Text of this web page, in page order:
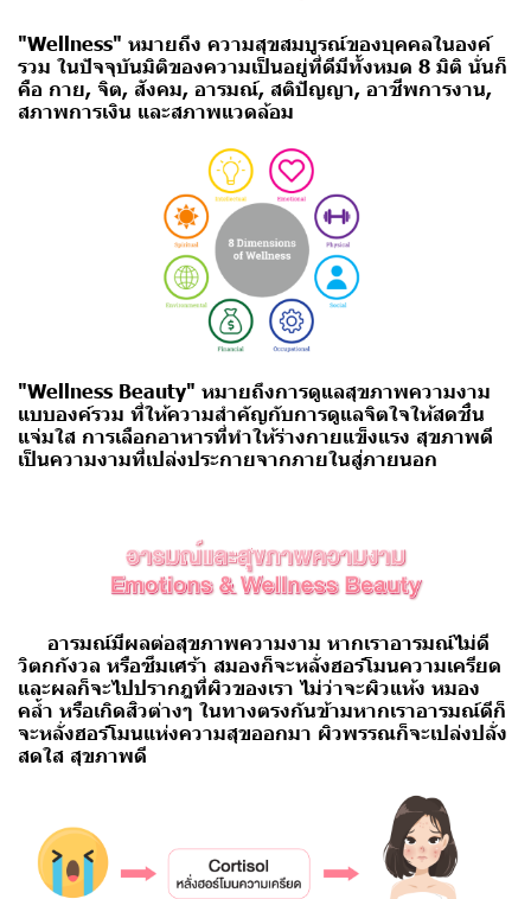
"Wellness" หมายถึง ความสุขสมบูรณ์ของบุคคลในองค์
รวม ในปัจจุบันมิติของความเป็นอยู่ที่ดีมีทั้งหมด 8 มิติ นั่นก็
คือ กาย, จิต, สังคม, อารมณ์, สติปัญญา, อาชีพการงาน,
สภาพการเงิน และสภาพแวดล้อม
"Wellness Beauty" หมายถึงการดูแลสุขภาพความงาม
แบบองค์รวม ที่ให้ความสำคัญกับการดูแลจิตใจให้สดชื่น
แจ่มใส การเลือกอาหารที่ทำให้ร่างกายแข็งแรง สุขภาพดี
เป็นความงามที่เปล่งประกายจากภายในสู่ภายนอก
อารมณ์มีผลต่อสุขภาพความงาม หากเราอารมณ์ไม่ดี
วิตกกังวล หรือซึมเศร้า สมองก็จะหลั่งฮอร์โมนความเครียด
และผลก็จะไปปรากฎที่ผิวของเรา ไม่ว่าจะผิวแห้ง หมอง
คล้ำ หรือเกิดสิวต่างๆ ในทางตรงกันข้ามหากเราอารมณ์ดีก็
จะหลั่งฮอร์โมนแห่งความสุขออกมา ผิวพรรณก็จะเปล่งปลั่ง
สดใส สุขภาพดี